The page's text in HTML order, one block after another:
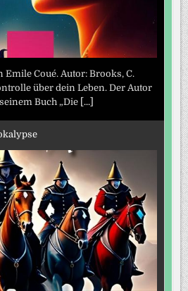
Emile Coué. Autor: Brooks, C.
über dein Leben. Der Autor
Buch „Die [...]